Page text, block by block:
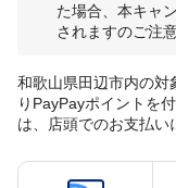
た場合、本キャ
されますのご注
和歌山県田辺市内の対
りPayPayポイントを
は、店頭でのお支払い